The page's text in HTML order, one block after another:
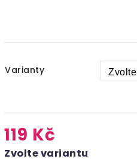
Varianty
119 Kč
Zvolte variantu